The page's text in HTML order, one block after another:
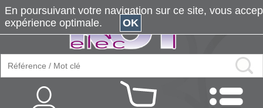
En poursuivant votre navigation sur ce site, vous
expérience optimale.
OK